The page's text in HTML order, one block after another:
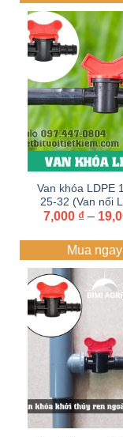
Van khóa LDPE
25-32 (Van nối
lấy sỉ
7,000 ₫ –
Mua ngay